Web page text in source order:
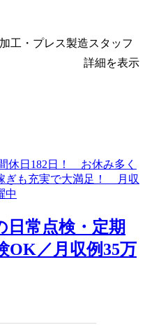
工・プレス製造スタッフ
詳細を表示
日常点検・定期
OK／月収例35万